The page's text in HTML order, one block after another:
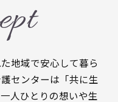
地域で安心して暮ら
センターは「共に生
人ひとりの想いや生